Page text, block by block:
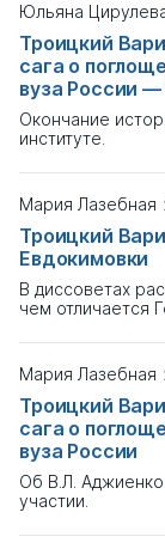
Юльяна
Троицкий
сага о
вуза России —
Окончание
институте.
Мария Лазебная
Троицкий
Евдокимовки
В диссоветах
чем отличается
Мария Лазебная
Троицкий
сага о
вуза России
Об В.Л.
участии.
Издание
Тема
Проект
Тип материала
Выберите